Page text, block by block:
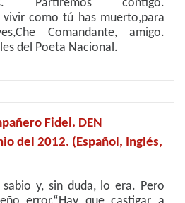
Partiremos contigo.
como tú has muerto,para
Comandante, amigo.
del Poeta Nacional.
Fidel. DEN
del 2012. (Español, Inglés,
y, sin duda, lo era. Pero